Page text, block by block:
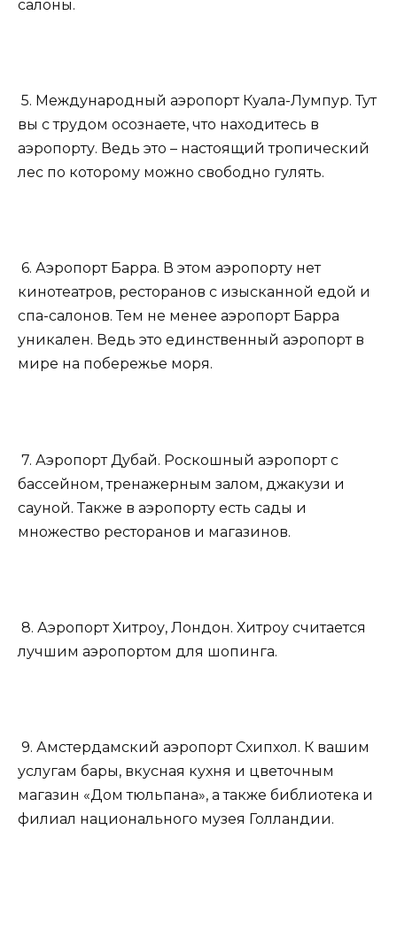
салоны.
5. Международный аэропорт Куала-Лумпур. Тут
вы с трудом осознаете, что находитесь в
аэропорту. Ведь это – настоящий тропический
лес по которому можно свободно гулять.
6. Аэропорт Барра. В этом аэропорту нет
кинотеатров, ресторанов с изысканной едой и
спа-салонов. Тем не менее аэропорт Барра
уникален. Ведь это единственный аэропорт в
мире на побережье моря.
7. Аэропорт Дубай. Роскошный аэропорт с
бассейном, тренажерным залом, джакузи и
сауной. Также в аэропорту есть сады и
множество ресторанов и магазинов.
8. Аэропорт Хитроу, Лондон. Хитроу считается
лучшим аэропортом для шопинга.
9. Амстердамский аэропорт Схипхол. К вашим
услугам бары, вкусная кухня и цветочным
магазин «Дом тюльпана», а также библиотека и
филиал национального музея Голландии.